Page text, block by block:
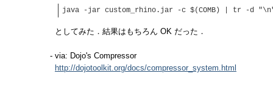
java -jar custom_rhino.jar -c $(COMB) | tr -d "\n"
としてみた．結果はもちろん OK だった．
- via: Dojo's Compressor
http://dojotoolkit.org/docs/compressor_system.html